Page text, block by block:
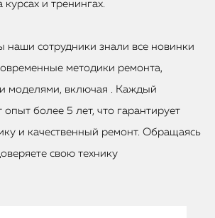
и тренингах.
наши сотрудники знали все новинки
методики ремонта,
моделями, включая . Каждый
опыт более 5 лет, что гарантирует
и качественный ремонт. Обращаясь
свою технику